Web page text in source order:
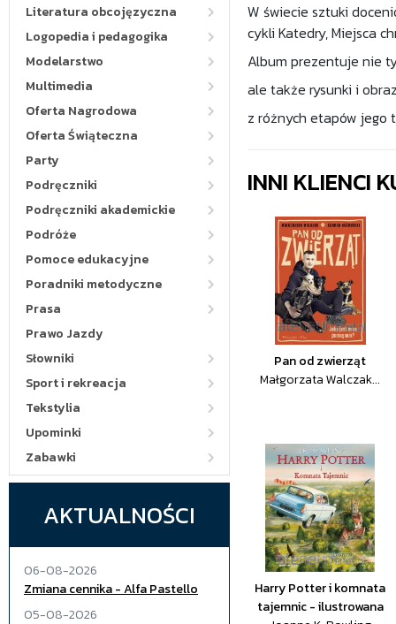
Literatura obcojęzyczna
Logopedia i pedagogika
Modelarstwo
Multimedia
Oferta Nagrodowa
Oferta Świąteczna
Party
Podręczniki
Podręczniki akademickie
Podróże
Pomoce edukacyjne
Poradniki metodyczne
Prasa
Prawo Jazdy
Słowniki
Sport i rekreacja
Tekstylia
Upominki
Zabawki
AKTUALNOŚCI
06-08-2026
Zmiana cennika - Alfa Pastello
05-08-2026
W świecie sztuki
cykli Katedry, Miejsca
Album prezentuje nie
ale także rysunki i
z różnych etapów jego
INNI KLIENCI
Pan od zwierząt
Małgorzata Walczak...
Harry Potter i komnata
tajemnic - ilustrowana